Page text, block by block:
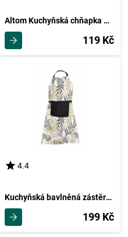
Altom Kuchyňská chňapka Scarlett, 18 x 28 cm
119 Kč
4.4
Kuchyňská bavlněná zástěra Palme, 70 x 90 cm
199 Kč